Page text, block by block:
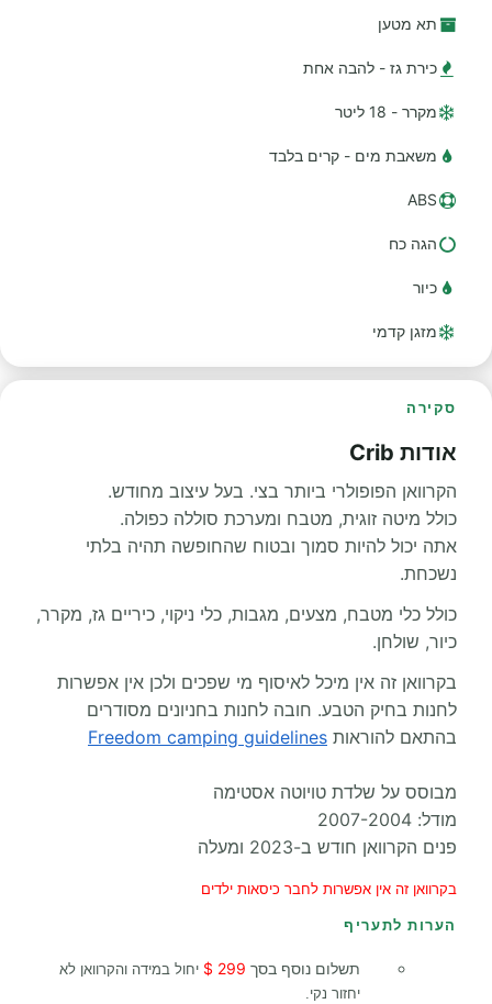
תא מטען
כירת גז - להבה אחת
מקרר - 18 ליטר
משאבת מים - קרים בלבד
ABS
הגה כח
כיור
מזגן קדמי
סקירה
אודות Crib
הקרוואן הפופולרי ביותר בצי. בעל עיצוב מחודש.
כולל מיטה זוגית, מטבח ומערכת סוללה כפולה.
אתה יכול להיות סמוך ובטוח שהחופשה תהיה בלתי
נשכחת.
כולל כלי מטבח, מצעים, מגבות, כלי ניקוי, כיריים גז, מקרר,
כיור, שולחן.
בקרוואן זה אין מיכל לאיסוף מי שפכים ולכן אין אפשרות
לחנות בחיק הטבע. חובה לחנות בחניונים מסודרים
בהתאם להוראות Freedom camping guidelines
מבוסס על שלדת טויוטה אסטימה
מודל: 2007-2004
פנים הקרוואן חודש ב-2023 ומעלה
בקרוואן זה אין אפשרות לחבר כיסאות ילדים
הערות לתעריף
תשלום נוסף בסך 299 $
יחול במידה והקרוואן לא
יחזור נקי.